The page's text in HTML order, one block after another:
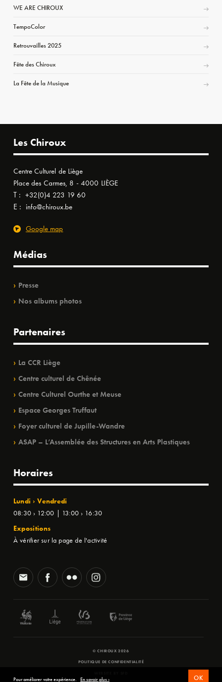
WE ARE CHIROUX
TempoColor
Retrouvailles 2025
Fête des Chiroux
La Fête de la Musique
Les Chiroux
Centre Culturel de Liège
Place des Carmes, 8 - 4000 LIÈGE
T : +32(0)4 223 19 60
E : info@chiroux.be
Google map
Médias
Presse
Nos albums photos
Partenaires
La CCR Liège
Centre culturel de Chênée
Centre Culturel Ourthe et Meuse
Espace Georges Truffaut
Foyer culturel de Jupille-Wandre
ASAP – L’Assemblée des Structures en Arts Plastiques
Horaires
Lundi › Vendredi
08:30 › 12:00 | 13:00 › 16:30
Expositions
À vérifier sur la page de l'activité
© CHIROUX 2026
POLITIQUE DE CONFIDENTIALITÉ
Pour améliorer votre expérience. En savoir plus › OK